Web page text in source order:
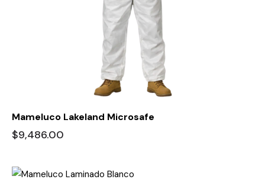
Mameluco Lakeland Microsafe
$9,486.00